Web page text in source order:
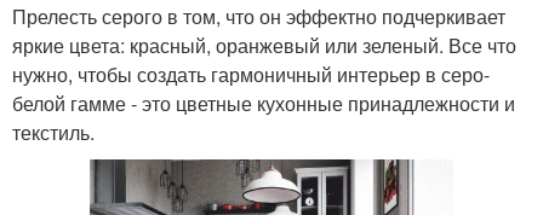
Прелесть серого в том, что он эффектно подчеркивает
яркие цвета: красный, оранжевый или зеленый. Все что
нужно, чтобы создать гармоничный интерьер в серо-
белой гамме - это цветные кухонные принадлежности и
текстиль.